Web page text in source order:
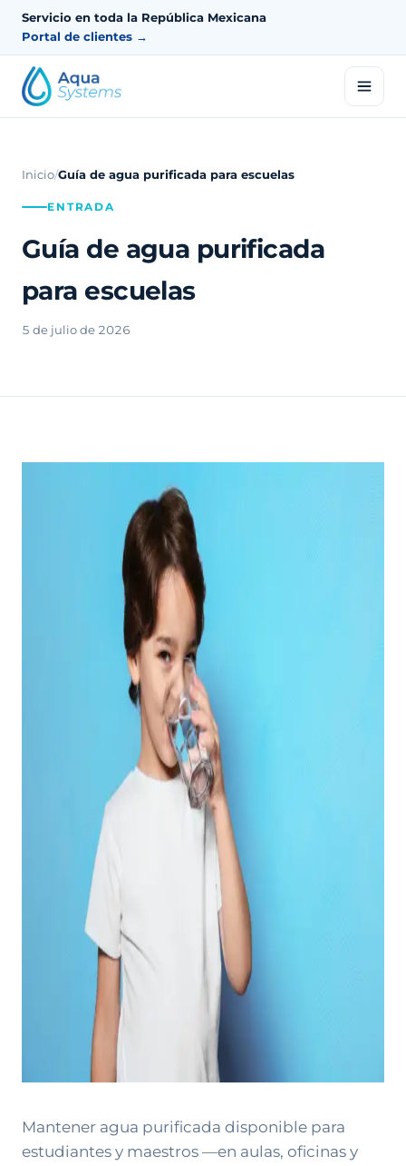
Servicio en toda la República Mexicana
Portal de clientes →
Inicio/Guía de agua purificada para escuelas
ENTRADA
Guía de agua purificada
para escuelas
5 de julio de 2026
Mantener agua purificada disponible para
estudiantes y maestros —en aulas, oficinas y